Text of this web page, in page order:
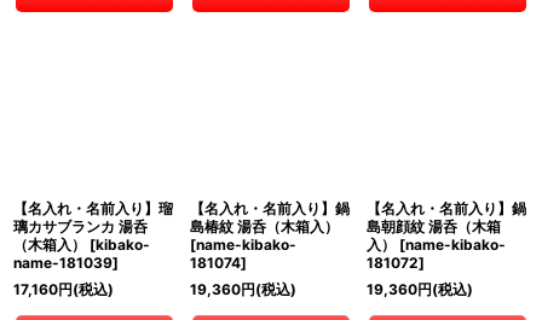
【名入れ・名前入り】瑠
璃カサブランカ 湯呑
（木箱入）
[kibako-
name-181039]
17,160円(税込)
【名入れ・名前入り】鍋
島椿紋 湯呑（木箱入）
[name-kibako-
181074]
19,360円(税込)
【名入れ・名前入り】鍋
島朝顔紋 湯呑（木箱
入）
[name-kibako-
181072]
19,360円(税込)